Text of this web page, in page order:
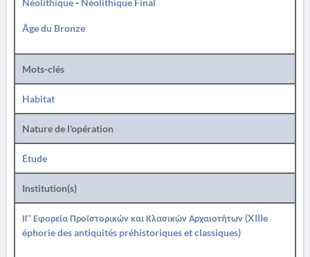
Néolithique- Néolithique Final
Âge du Bronze
Mots-clés
Habitat
Nature de l'opération
Étude
Institution(s)
ΙΓ' Εφορεία Προϊστορικών και Κλασικών Αρχαιοτήτων (XIIIe
éphorie des antiquités préhistoriques et classiques)